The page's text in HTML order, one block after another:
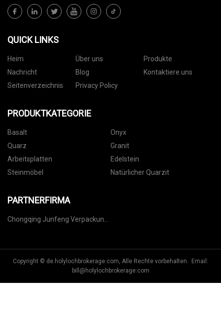
QUICK LINKS
Heim Über uns
Produkte
Nachricht
Blog
Kontaktiere uns
Seitenverzeichnis
Privacy Policy
PRODUKTKATEGORIE
Basalt
Onyx
Quarz
Granit
Arbeitsplatten
Edelstein
Steinmöbel
Natürlicher Quarzit
PARTNERFIRMA
Chongqing Junfeng Verpackung
Copyright © de.holylochbrokerage.com, Alle Rechte vorbehalten. Email:
bill@holylochbrokerage.com